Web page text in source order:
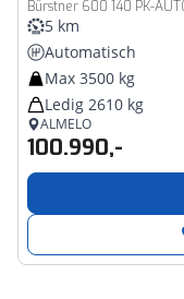
Bürstner 600 140 PK-
5 km
Automatisch
Max 3500 kg
Ledig 2610 kg
ALMELO
100.990,-